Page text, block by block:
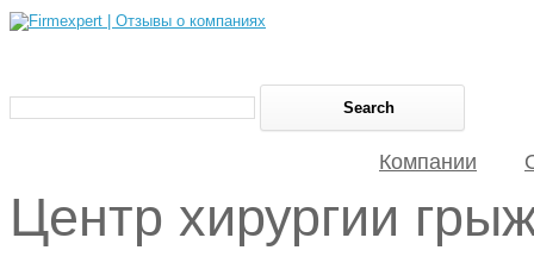
Компании
Центр хирургии